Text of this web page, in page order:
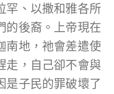
罕、以撒和雅各所
的後裔。上帝現在
南地，祂會差遣使
走，自己卻不會與
是子民的罪破壞了